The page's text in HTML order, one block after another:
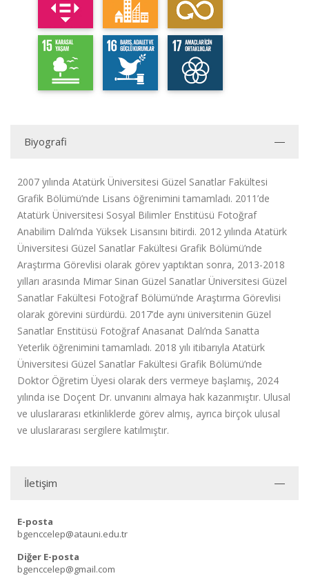
Biyografi
2007 yılında Atatürk Üniversitesi Güzel Sanatlar Fakültesi
Grafik Bölümü’nde Lisans öğrenimini tamamladı. 2011’de
Atatürk Üniversitesi Sosyal Bilimler Enstitüsü Fotoğraf
Anabilim Dalı’nda Yüksek Lisansını bitirdi. 2012 yılında Atatürk
Üniversitesi Güzel Sanatlar Fakültesi Grafik Bölümü’nde
Araştırma Görevlisi olarak görev yaptıktan sonra, 2013-2018
yılları arasında Mimar Sinan Güzel Sanatlar Üniversitesi Güzel
Sanatlar Fakültesi Fotoğraf Bölümü’nde Araştırma Görevlisi
olarak görevini sürdürdü. 2017’de aynı üniversitenin Güzel
Sanatlar Enstitüsü Fotoğraf Anasanat Dalı’nda Sanatta
Yeterlik öğrenimini tamamladı. 2018 yılı itibarıyla Atatürk
Üniversitesi Güzel Sanatlar Fakültesi Grafik Bölümü’nde
Doktor Öğretim Üyesi olarak ders vermeye başlamış, 2024
yılında ise Doçent Dr. unvanını almaya hak kazanmıştır. Ulusal
ve uluslararası etkinliklerde görev almış, ayrıca birçok ulusal
ve uluslararası sergilere katılmıştır.
İletişim
E-posta
bgenccelep@atauni.edu.tr
Diğer E-posta
bgenccelep@gmail.com